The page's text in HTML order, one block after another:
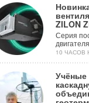
ZILON
Серия
10 ЧАСОВ